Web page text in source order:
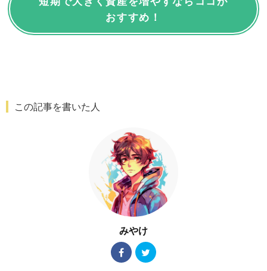
おすすめ！
この記事を書いた人
みやけ